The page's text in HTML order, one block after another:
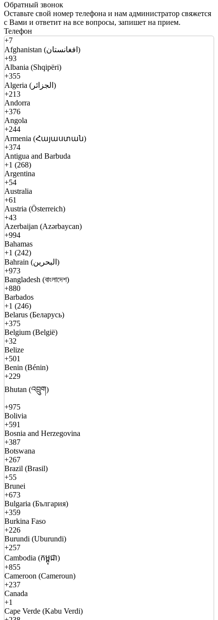
Обратный звонок
Оставьте свой номер телефона и нам администратор свяжется
с Вами и ответит на все вопросы, запишет на прием.
Телефон
+7
Afghanistan (افغانستان)
+93
Albania (Shqipëri)
+355
Algeria (الجزائر)
+213
Andorra
+376
Angola
+244
Armenia (Հայաստան)
+374
Antigua and Barbuda
+1 (268)
Argentina
+54
Australia
+61
Austria (Österreich)
+43
Azerbaijan (Azərbaycan)
+994
Bahamas
+1 (242)
Bahrain (البحرين)
+973
Bangladesh (বাংলাদেশ)
+880
Barbados
+1 (246)
Belarus (Беларусь)
+375
Belgium (België)
+32
Belize
+501
Benin (Bénin)
+229
Bhutan (འབྲུག)
+975
Bolivia
+591
Bosnia and Herzegovina
+387
Botswana
+267
Brazil (Brasil)
+55
Brunei
+673
Bulgaria (България)
+359
Burkina Faso
+226
Burundi (Uburundi)
+257
Cambodia (កម្ពុជា)
+855
Cameroon (Cameroun)
+237
Canada
+1
Cape Verde (Kabu Verdi)